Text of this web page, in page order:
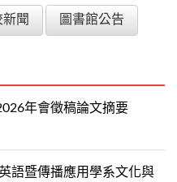
新聞 圖書館公告
年會徵稿論文摘要
語暨傳播應用學系文化與